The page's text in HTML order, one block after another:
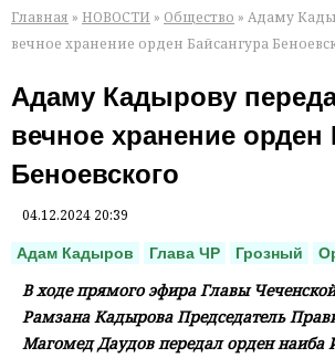
Главная » НОВОСТИ » Общество » Адаму
вечное хранение орден Байсангура
Адаму Кадырову
вечное хранение орден
Беноевского
04.12.2024 20:39
Адам Кадыров Глава ЧР Грозный
В ходе прямого эфира Главы
Рамзана Кадырова Председатель
Магомед Даудов передал орден наиба